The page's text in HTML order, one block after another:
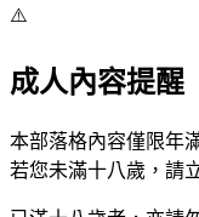
⚠️
成人內容提醒
本部落格內容僅限年
若您未滿十八歲，請